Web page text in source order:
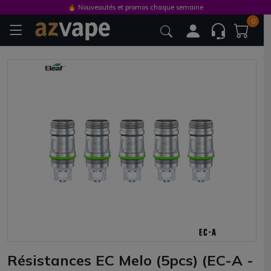
0
Résistances EC Melo (5pcs) (EC-A -
🔥 Nouveautés et promos chaque semaine